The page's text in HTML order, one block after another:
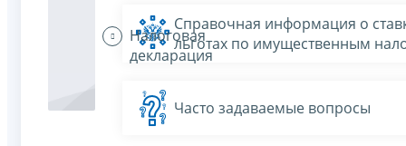
Налоговая
декларация
Справочная информация о
льготах по имущественным
Часто задаваемые вопросы